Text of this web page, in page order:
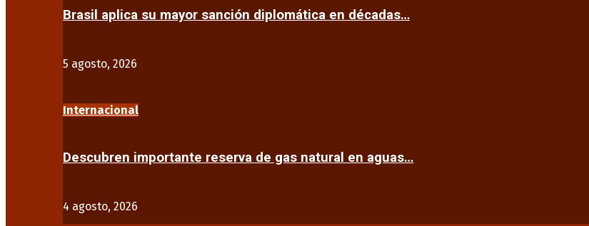
Brasil aplica su mayor sanción diplomática en décadas…
5 agosto, 2026
Internacional
Descubren importante reserva de gas natural en aguas…
4 agosto, 2026